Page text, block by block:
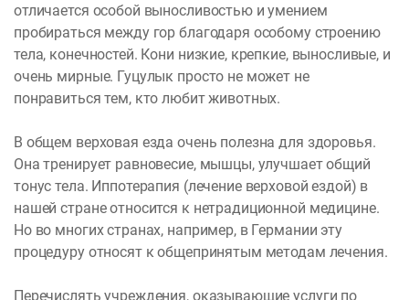
отличается особой выносливостью и умением
пробираться между гор благодаря особому строению
тела, конечностей. Кони низкие, крепкие, выносливые, и
очень мирные. Гуцулык просто не может не
понравиться тем, кто любит животных.
В общем верховая езда очень полезна для здоровья.
Она тренирует равновесие, мышцы, улучшает общий
тонус тела. Иппотерапия (лечение верховой ездой) в
нашей стране относится к нетрадиционной медицине.
Но во многих странах, например, в Германии эту
процедуру относят к общепринятым методам лечения.
Перечислять учреждения, оказывающие услуги по